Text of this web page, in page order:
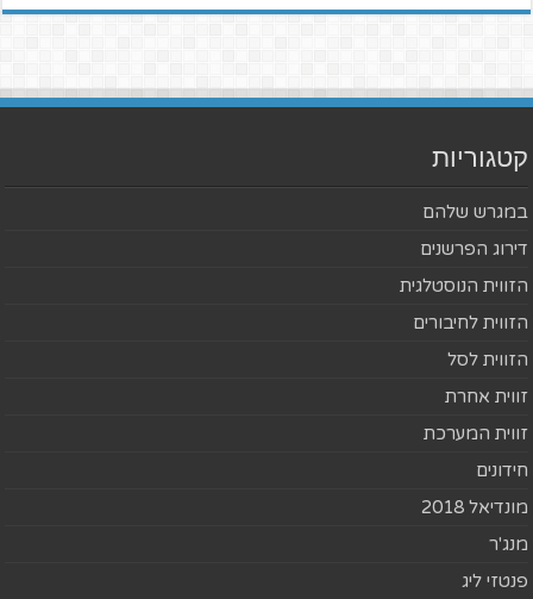
קטגוריות
במגרש שלהם
דירוג הפרשנים
הזווית הנוסטלגית
הזווית לחיבורים
הזווית לסל
זווית אחרת
זווית המערכת
חידונים
מונדיאל 2018
מנג'ר
פנטזי ליג